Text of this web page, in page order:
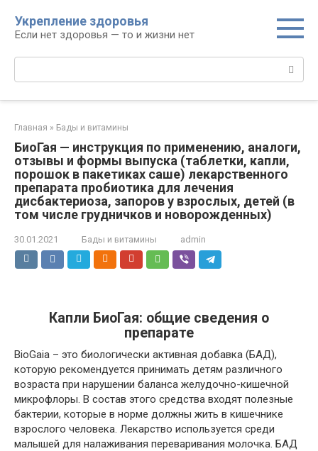
контенту
Укрепление здоровья
Если нет здоровья — то и жизни нет
Поиск:
Главная » Бады и витамины
БиоГая — инструкция по применению, аналоги,
отзывы и формы выпуска (таблетки, капли,
порошок в пакетиках саше) лекарственного
препарата пробиотика для лечения
дисбактериоза, запоров у взрослых, детей (в
том числе грудничков и новорожденных)
30.01.2021 Бады и витамины admin
Капли БиоГая: общие сведения о
препарате
BioGaia – это биологически активная добавка (БАД),
которую рекомендуется принимать детям различного
возраста при нарушении баланса желудочно-кишечной
микрофлоры. В состав этого средства входят полезные
бактерии, которые в норме должны жить в кишечнике
взрослого человека. Лекарство используется среди
малышей для налаживания переваривания молочка. БАД